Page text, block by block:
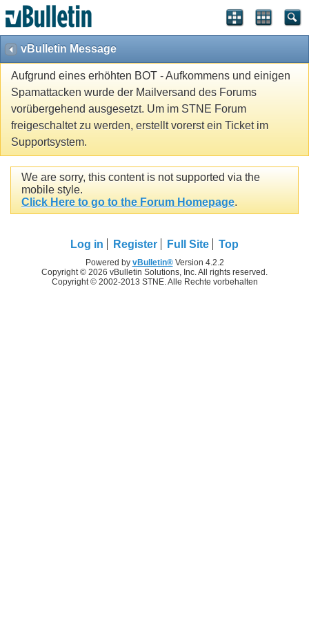
vBulletin Message
Aufgrund eines erhöhten BOT - Aufkommens und einigen
Spamattacken wurde der Mailversand des Forums
vorübergehend ausgesetzt. Um im STNE Forum
freigeschaltet zu werden, erstellt vorerst ein Ticket im
Supportsystem.
We are sorry, this content is not supported via the
mobile style.
Click Here to go to the Forum Homepage.
Log in Register Full Site Top
Powered by vBulletin®Version 4.2.2
Copyright © 2026 vBulletin Solutions, Inc. All rights reserved.
Copyright © 2002-2013 STNE. Alle Rechte vorbehalten